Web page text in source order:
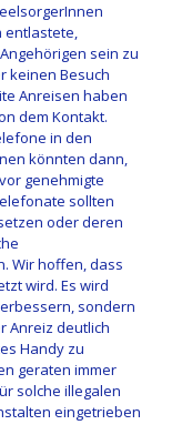
entlastete,
sein zu
keinen Besuch
Anreisen haben
dem Kontakt.
in den
könnten dann,
genehmigte
sollten
oder deren
Wir hoffen, dass
wird. Es wird
sondern
Anreiz deutlich
Handy zu
geraten immer
solche illegalen
eingetrieben